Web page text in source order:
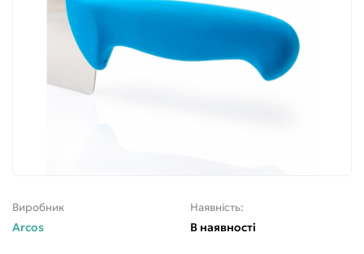
Виробник
Arcos
Наявність:
В наявності